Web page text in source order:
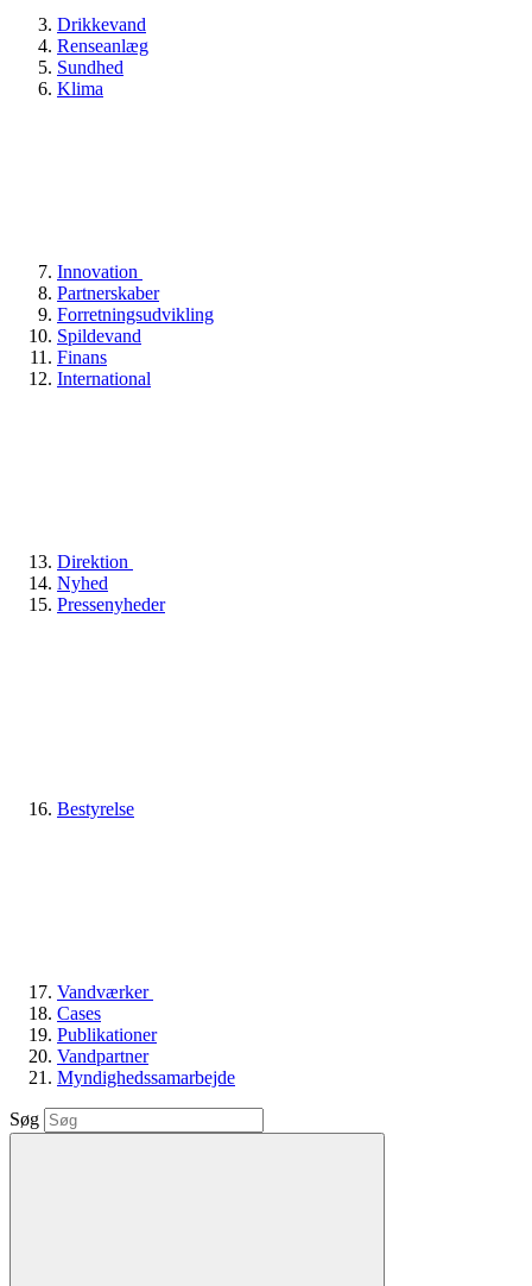
Drikkevand
Renseanlæg
Sundhed
Klima
Innovation
Partnerskaber
Forretningsudvikling
Spildevand
Finans
International
Direktion
Nyhed
Pressenyheder
Bestyrelse
Vandværker
Cases
Publikationer
Vandpartner
Myndighedssamarbejde
Søg